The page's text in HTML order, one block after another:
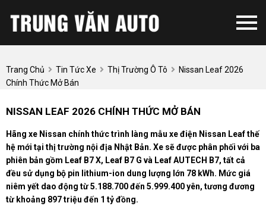
Trang Chủ Tin Tức Xe Thị Trường Ô Tô
Nissan Leaf 2026
Chính Thức Mở Bán
NISSAN LEAF 2026 CHÍNH THỨC MỞ BÁN
Hãng xe Nissan chính thức trình làng mẫu xe điện Nissan Leaf thế
hệ mới tại thị trường nội địa Nhật Bản. Xe sẽ được phân phối với ba
phiên bản gồm Leaf B7 X, Leaf B7 G và Leaf AUTECH B7, tất cả
đều sử dụng bộ pin lithium-ion dung lượng lớn 78 kWh. Mức giá
niêm yết dao động từ 5.188.700 đến 5.999.400 yên, tương đương
từ khoảng 897 triệu đến 1 tỷ đồng.